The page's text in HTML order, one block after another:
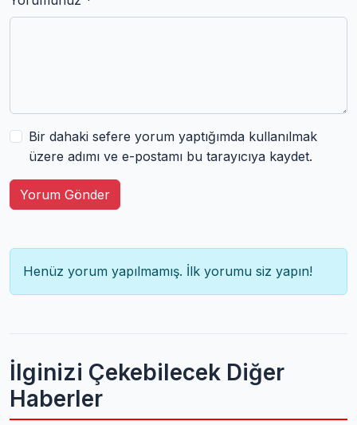
Bir dahaki sefere yorum yaptığımda kullanılmak
üzere adımı ve e-postamı bu tarayıcıya kaydet.
Yorum Gönder
Henüz yorum yapılmamış. İlk yorumu siz yapın!
İlginizi Çekebilecek Diğer
Haberler